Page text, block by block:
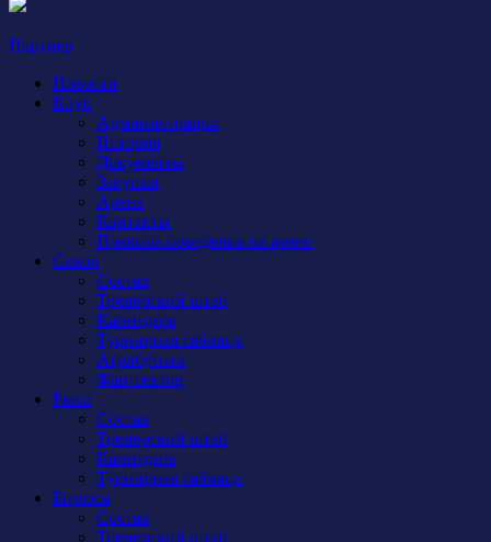
Партнер
Новости
Клуб
Администрация
История
Документы
Закупки
Арена
Контакты
Правила поведения на арене
Сокол
Состав
Тренерский штаб
Календарь
Турнирная таблица
Атрибутика
Фан-сектор
Рыси
Состав
Тренерский штаб
Календарь
Турнирная таблица
Бирюса
Состав
Тренерский штаб